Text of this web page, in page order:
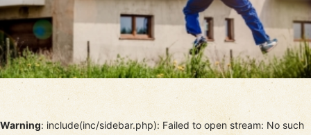
Warning: include(inc/sidebar.php): Failed to open stream: No such